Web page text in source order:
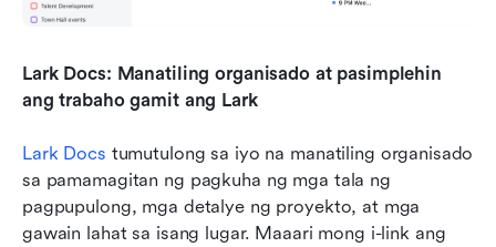
Lark Docs: Manatiling organisado at pasimplehin
ang trabaho gamit ang Lark
Lark Docs tumutulong sa iyo na manatiling organisado
sa pamamagitan ng pagkuha ng mga tala ng
pagpupulong, mga detalye ng proyekto, at mga
gawain lahat sa isang lugar. Maaari mong i-link ang